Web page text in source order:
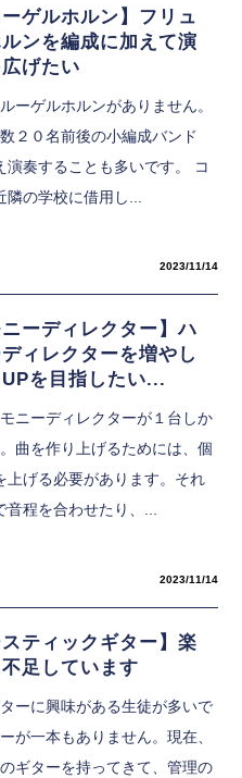
ーゲルホルン】フリュ
ンを編成に加えて演
げたい
ーゲルホルンがありません。
２０名前後の小編成バンド
奏することも多いです。 コ
の学校に借用し...
2023/11/14
ニーディレクター】ハ
ィレクターを増やし
を目指したい...
ニーディレクターが１台しか
曲を作り上げるためには、個
上げる必要があります。それ
音程を合わせたり、...
2023/11/14
スティックギター】楽
足しています
ーに興味がある生徒が多いで
が一本もありません。現在、
ギターを持ってきて、管理の